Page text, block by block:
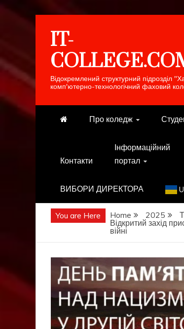
contentIT-
Відокремлений структурний підрозділ
комп'ютерно-технологічний фаховий
Про коледж
Контакти
Інформаційний
портал
ВИБОРИ ДИРЕКТОРА
You are Here Home 2025
Відкритий захід
війні